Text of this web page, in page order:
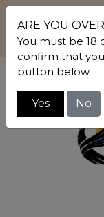
Projetos Sociais.
Village & a ONG
ARE YOU
You must be 18
confirm that
button below.
Yes No